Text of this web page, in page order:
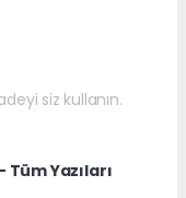
siz kullanın.
Tüm Yazıları